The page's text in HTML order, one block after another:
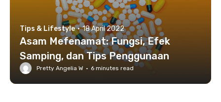
Tips & Lifestyle · 18 April 2022
Asam Mefenamat: Fungsi, Efek
Samping, dan Tips Penggunaan
Pretty Angelia W · 6 minutes read